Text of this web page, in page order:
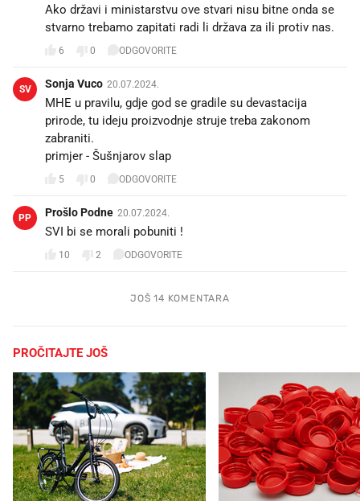
Ako državi i ministarstvu ove stvari nisu bitne onda se
stvarno trebamo zapitati radi li država za ili protiv nas.
6 0 ODGOVORITE
SV Sonja Vuco 20.07.2024.
MHE u pravilu, gdje god se gradile su devastacija
prirode, tu ideju proizvodnje struje treba zakonom
zabraniti.
primjer - Šušnjarov slap
5 0 ODGOVORITE
PP Prošlo Podne 20.07.2024.
SVI bi se morali pobuniti !
10 2 ODGOVORITE
JOŠ 14 KOMENTARA
PROČITAJTE JOŠ